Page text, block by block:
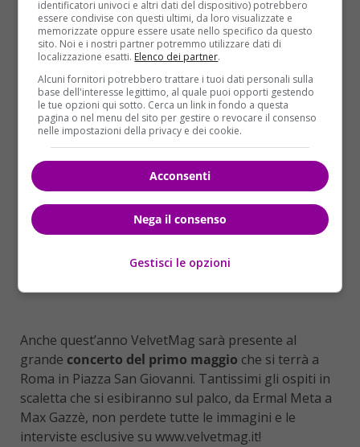
che suonano la sua musica, tributi a Coachella e
momenti di silenzio in tutto il mondo. Siamo grati per
la privacy in questo momento difficile. Il nostro
desiderio è che continui in questo modo”.
Anche quest’anno VelvetMag sarà presente al
grande concerto del primo maggio che si terrà a
Roma in Piazza San Giovanni. Tantissimi gli ospiti in
scaletta che si esibiranno sul palco, da Ermal Meta a
Max Gazzè, non perdete tutte le immagini e le
interviste esclusive su www.velvetmag.it!
identificatori univoci e altri dati del dispositivo) potrebbero
essere condivise con questi ultimi, da loro visualizzate e
memorizzate oppure essere usate nello specifico da questo
sito. Noi e i nostri partner potremmo utilizzare dati di
localizzazione esatti. Elenco dei partner.
Alcuni fornitori potrebbero trattare i tuoi dati personali sulla
base dell'interesse legittimo, al quale puoi opporti gestendo
le tue opzioni qui sotto. Cerca un link in fondo a questa
pagina o nel menu del sito per gestire o revocare il consenso
nelle impostazioni della privacy e dei cookie.
Acconsenti
Nega il consenso
Gestisci le opzioni